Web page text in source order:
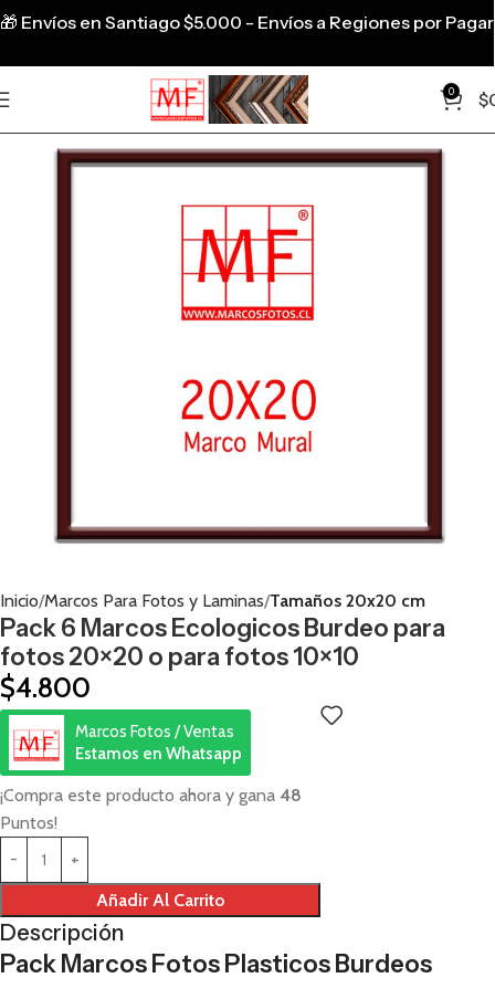
0 $
Inicio Marcos Para Fotos y Laminas Tamaños 20x20 cm
Pack 6 Marcos Ecologicos Burdeo para
fotos 20×20 o para fotos 10×10
$4.800
Marcos Fotos / Ventas
Estamos en Whatsapp
¡Compra este producto ahora y gana 48
Puntos!
Añadir Al Carrito
Descripción
Pack Marcos Fotos Plasticos Burdeos
🎁 Envíos en Santiago $5.000 - Envíos a Regiones por Pagar